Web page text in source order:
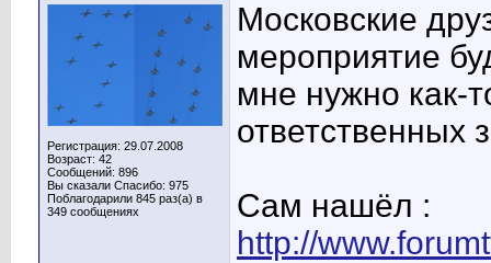
Регистрация: 29.07.2008
Возраст: 42
Сообщений: 896
Вы сказали Спасибо: 975
Поблагодарили 845 раз(а) в
349 сообщениях
Московские
мероприятие
мне нужно как-
ответственных
Сам нашёл :
http://